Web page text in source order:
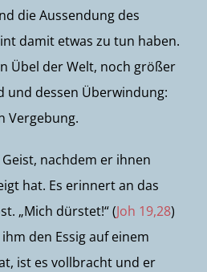
die Aussendung des
damit etwas zu tun haben.
Übel der Welt, noch größer
und dessen Überwindung:
Vergebung.
nachdem er ihnen
hat. Es erinnert an das
„Mich dürstet!“ (Joh 19,28)
den Essig auf einem
ist es vollbracht und er